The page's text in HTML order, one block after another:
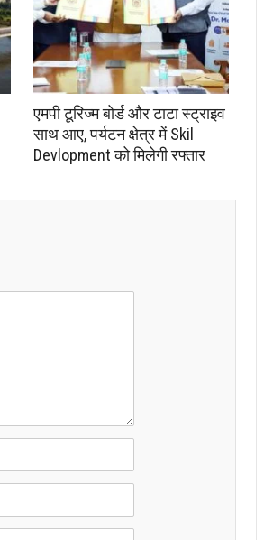
एमपी टूरिज्म बोर्ड और टाटा स्ट्राइव
साथ आए, पर्यटन क्षेत्र में Skil
Devlopment को मिलेगी रफ्तार